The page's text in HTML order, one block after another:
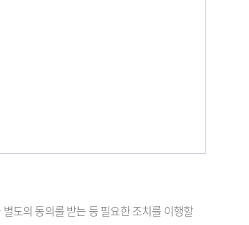
도의 동의를 받는 등 필요한 조치를 이행할